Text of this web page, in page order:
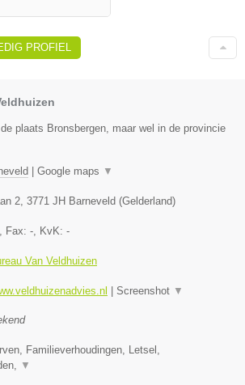
PROFIEL
plaats Bronsbergen, maar wel in de provincie
| Google maps ▼
2 3771 JH Barneveld (Gelderland)
, Fax: - , KvK: -
Van Veldhuizen
| Screenshot ▼
Familieverhoudingen, Letsel,
▼